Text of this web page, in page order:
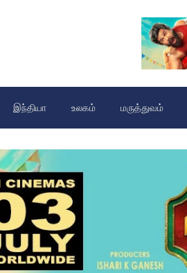
இந்தியா உலகம் மருத்துவம்